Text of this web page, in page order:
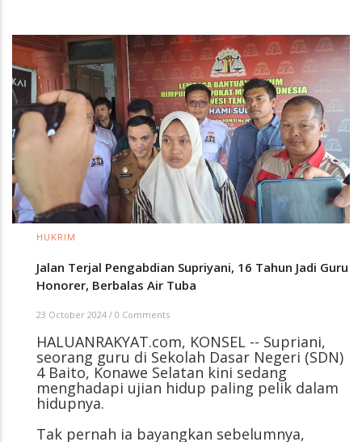
HUKRIM
Jalan Terjal Pengabdian Supriyani, 16 Tahun Jadi Guru
Honorer, Berbalas Air Tuba
23 October 2024 / 0 Comments
HALUANRAKYAT.com, KONSEL -- Supriani,
seorang guru di Sekolah Dasar Negeri (SDN)
4 Baito, Konawe Selatan kini sedang
menghadapi ujian hidup paling pelik dalam
hidupnya.
Tak pernah ia bayangkan sebelumnya,